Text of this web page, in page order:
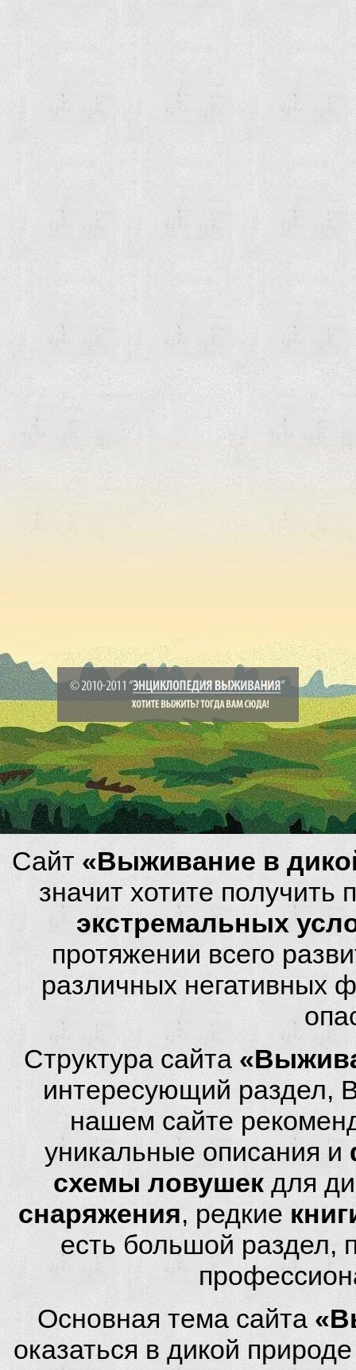
Сайт «Выживание в
значит хотите
экстремальных
протяжении всего
различных негативных
Структура сайта
интересующий раздел,
нашем сайте
уникальные описания и
схемы ловушек для
снаряжения, редкие
есть большой
Основная тема сайта
оказаться в дикой